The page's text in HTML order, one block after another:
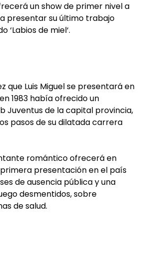
un show de primer nivel a
presentar su último trabajo
‘Labios de miel‘.
que Luis Miguel se presentará en
1983 había ofrecido un
Juventus de la capital provincia,
pasos de su dilatada carrera
romántico ofrecerá en
presentación en el país
de ausencia pública y una
desmentidos, sobre
de salud.